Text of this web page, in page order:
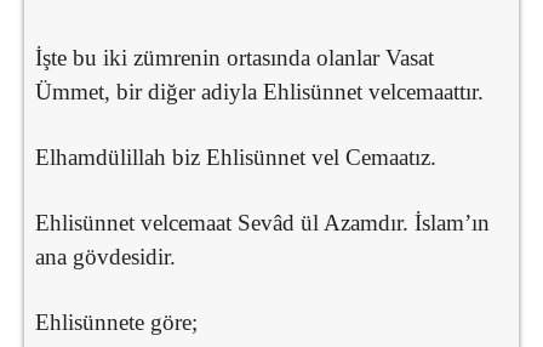
İşte bu iki zümrenin ortasında olanlar Vasat
Ümmet, bir diğer adiyla Ehlisünnet velcemaattır.
Elhamdülillah biz Ehlisünnet vel Cemaatız.
Ehlisünnet velcemaat Sevâd ül Azamdır. İslam’ın
ana gövdesidir.
Ehlisünnete göre;